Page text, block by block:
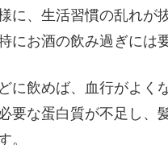
に、生活習慣の乱れが
にお酒の飲み過ぎには
に飲めば、血行がよく
要な蛋白質が不足し、
。